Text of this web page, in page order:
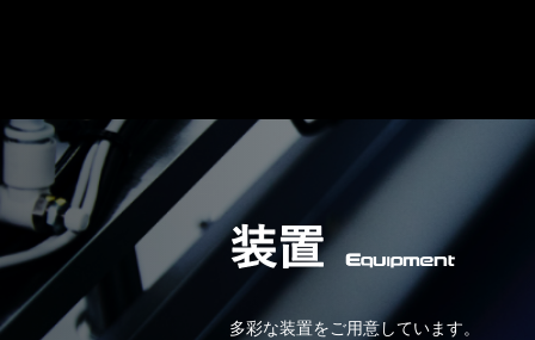
多彩な装置をご用意しています。